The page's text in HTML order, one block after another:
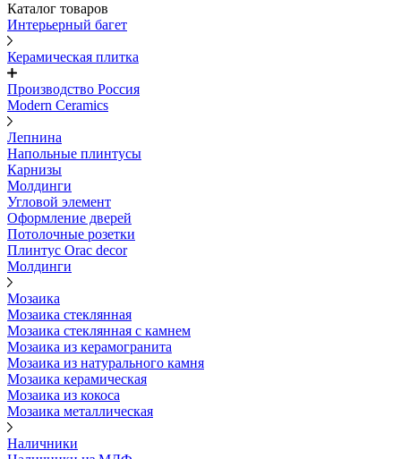
Каталог товаров
Интерьерный багет
Керамическая плитка
Производство Россия
Modern Ceramics
Лепнина
Напольные плинтусы
Карнизы
Молдинги
Угловой элемент
Оформление дверей
Потолочные розетки
Плинтус Orac decor
Молдинги
Мозаика
Мозаика стеклянная
Мозаика стеклянная с камнем
Мозаика из керамогранита
Мозаика из натурального камня
Мозаика керамическая
Мозаика из кокоса
Мозаика металлическая
Наличники